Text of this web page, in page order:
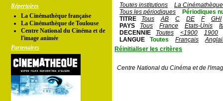
Répertoires
La Cinémathèque française
La Cinémathèque de Toulouse
Centre National du Cinéma et de
l'image animée
Partenaires
Toutes institutions
La
Tous les périodiques
Périodiques
TITRE
Tous AB C DE F
GHI
PAYS
Tous France Etats-Unis
DECENNIE
Toutes <1900
1900
LANGUE
Toutes Français
Réinitialiser les critères
Centre National du Cinéma et de